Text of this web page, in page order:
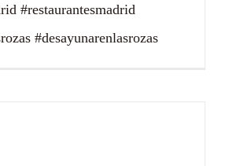
#restaurantesmadrid
#desayunarenlasrozas